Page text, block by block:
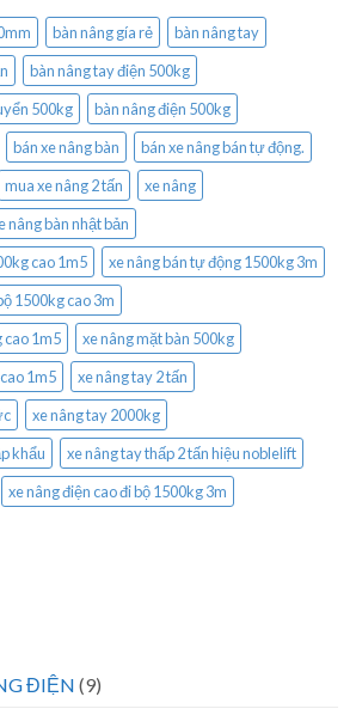
bàn nâng gía rẻ
bàn nâng tay
bàn nâng tay điện 500kg
500kg
bàn nâng điện 500kg
bán xe nâng bàn
bán xe nâng bán tự động.
mua xe nâng 2 tấn
xe nâng
nâng bàn nhật bản
cao 1m5
xe nâng bán tự động 1500kg 3m
1500kg cao 3m
cao 1m5
xe nâng mặt bàn 500kg
1m5
xe nâng tay 2 tấn
xe nâng tay 2000kg
khẩu
xe nâng tay thấp 2 tấn hiệu noblelift
xe nâng điện cao đi bộ 1500kg 3m
ĐIỆN (9)